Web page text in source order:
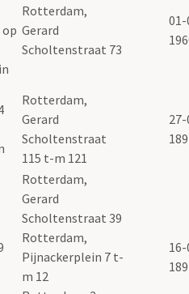
Rotterdam,
Gerard
Scholtenstraat 73
Rotterdam,
Gerard
Scholtenstraat
115 t-m 121
Rotterdam,
Gerard
Scholtenstraat 39
Rotterdam,
Pijnackerplein 7 t-
m 12